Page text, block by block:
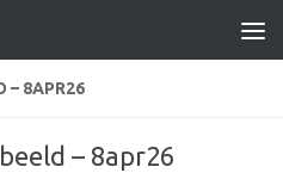
– 8APR26
– 8apr26